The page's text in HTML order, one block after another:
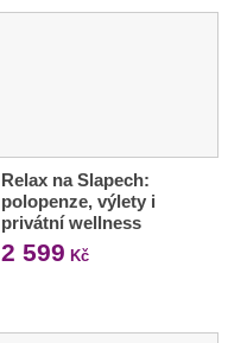
Relax na Slapech:
polopenze, výlety i
privátní wellness
2 599 Kč